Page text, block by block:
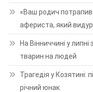
«Ваш родич
афериста, який
На Вінниччині у
тварин на людей
Трагедія у Козятині:
річний юнак